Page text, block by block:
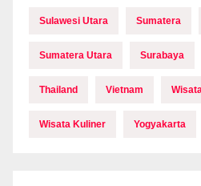
Sulawesi Utara Sumatera
Sumatera Utara Surabaya
Thailand Vietnam
Wisata Kuliner Yogyakarta